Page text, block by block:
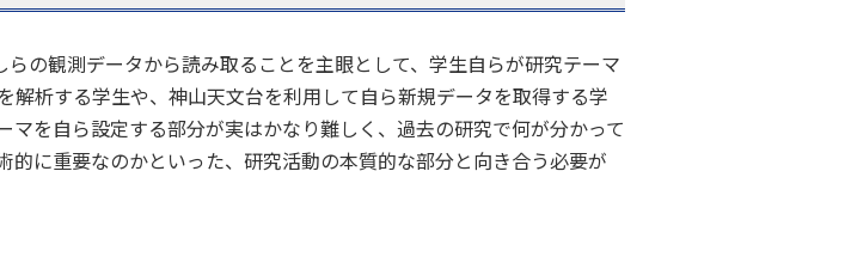
の観測データから読み取ることを主眼として、学生自らが研究テーマ
析する学生や、神山天文台を利用して自ら新規データを取得する学
を自ら設定する部分が実はかなり難しく、過去の研究で何が分かって
に重要なのかといった、研究活動の本質的な部分と向き合う必要が